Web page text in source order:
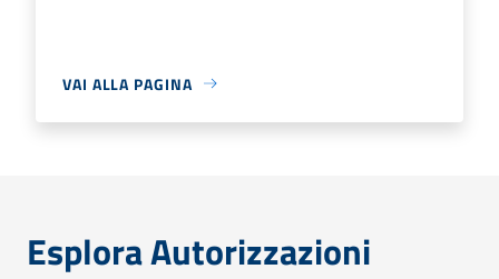
VAI ALLA PAGINA
Esplora Autorizzazioni